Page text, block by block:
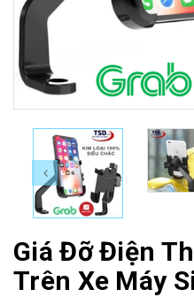
Giá Đỡ Điện
Trên Xe Máy